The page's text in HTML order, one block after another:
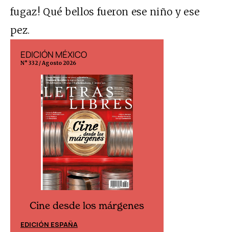
fugaz! Qué bellos fueron ese niño y ese
pez.
EDICIÓN MÉXICO
N° 332 / Agosto 2026
Cine desde los márgenes
EDICIÓN ESPAÑA